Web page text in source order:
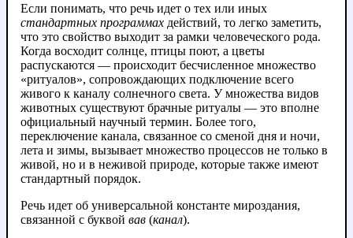
Если понимать, что речь идет о тех или иных
стандартных программах действий, то легко заметить,
что это свойство выходит за рамки человеческого рода.
Когда восходит солнце, птицы поют, а цветы
распускаются — происходит бесчисленное множество
«ритуалов», сопровождающих подключение всего
живого к каналу солнечного света. У множества видов
животных существуют брачные ритуалы — это вполне
официальный научный термин. Более того,
переключение канала, связанное со сменой дня и ночи,
лета и зимы, вызывает множество процессов не только в
живой, но и в неживой природе, которые также имеют
стандартный порядок.
Речь идет об универсальной константе мироздания,
связанной с буквой вав (канал).